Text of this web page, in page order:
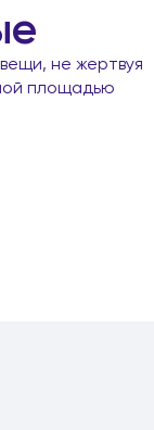
не жертвуя
площадью